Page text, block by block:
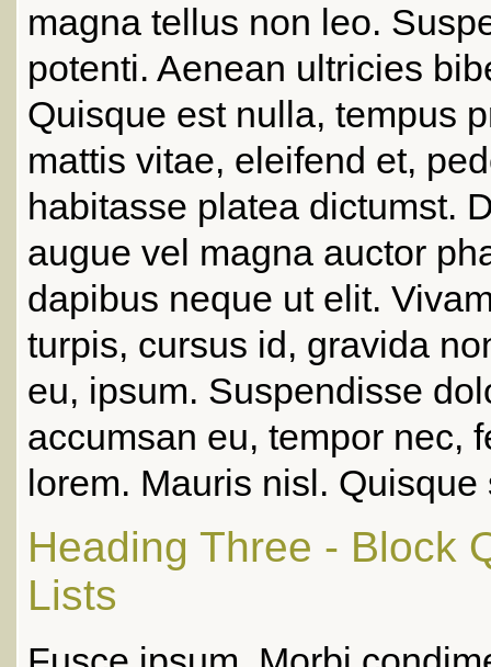
magna tellus non leo.
potenti. Aenean ultricies
Quisque est nulla, tempus
mattis vitae, eleifend et,
habitasse platea dictumst.
augue vel magna auctor
dapibus neque ut elit.
turpis, cursus id, gravida
eu, ipsum. Suspendisse
accumsan eu, tempor nec,
lorem. Mauris nisl. Quisque
Heading Three - Block
Lists